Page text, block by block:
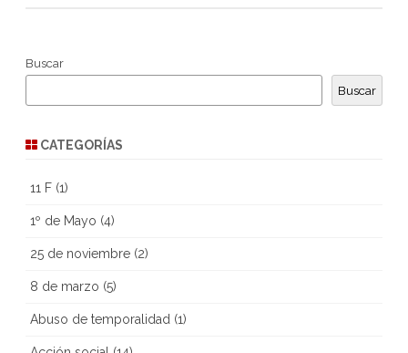
Buscar
Buscar
CATEGORÍAS
11 F (1)
1º de Mayo (4)
25 de noviembre (2)
8 de marzo (5)
Abuso de temporalidad (1)